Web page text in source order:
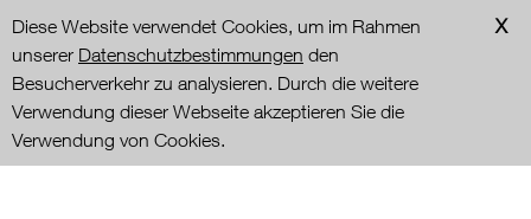
Diese Website verwendet Cookies, um im Rahmen
unserer Datenschutzbestimmungen den
Besucherverkehr zu analysieren. Durch die weitere
Verwendung dieser Webseite akzeptieren Sie die
Verwendung von Cookies.